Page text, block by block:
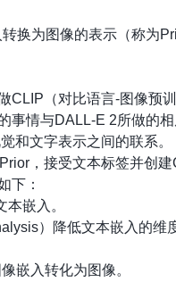
换为图像的表示（称为
CLIP（对比语言-图像预
事情与DALL-E 2所做
和文字表示之间的联系。
，接受文本标签并创
下：
嵌入。
）降低文本嵌入的维
嵌入转化为图像。